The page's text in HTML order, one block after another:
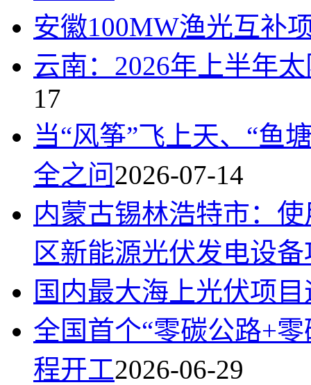
安徽100MW渔光互补
云南：2026年上半年
17
当“风筝”飞上天、“鱼
全之问2026-07-14
内蒙古锡林浩特市：
区新能源光伏发电设
国内最大海上光伏项
全国首个“零碳公路+
程开工2026-06-29